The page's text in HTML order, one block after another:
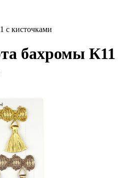
с кисточками
бахромы К11